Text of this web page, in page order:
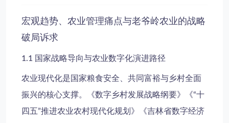
宏观趋势、农业管理痛点与老爷岭农业的战略
破局诉求
1.1 国家战略导向与农业数字化演进路径
农业现代化是国家粮食安全、共同富裕与乡村全面
振兴的核心支撑。《数字乡村发展战略纲要》《“十
四五”推进农业农村现代化规划》《吉林省数字经济